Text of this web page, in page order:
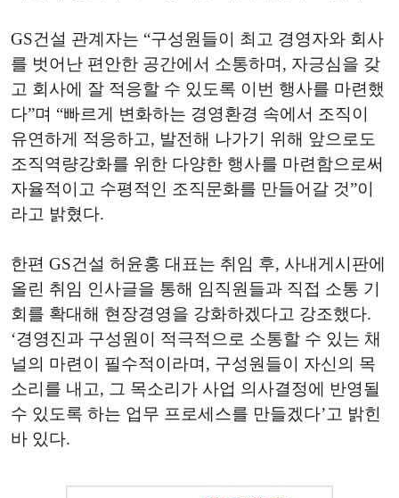
GS건설 관계자는 “구성원들이 최고 경영자와 회사
를 벗어난 편안한 공간에서 소통하며, 자긍심을 갖
고 회사에 잘 적응할 수 있도록 이번 행사를 마련했
다”며 “빠르게 변화하는 경영환경 속에서 조직이
유연하게 적응하고, 발전해 나가기 위해 앞으로도
조직역량강화를 위한 다양한 행사를 마련함으로써
자율적이고 수평적인 조직문화를 만들어갈 것”이
라고 밝혔다.
한편 GS건설 허윤홍 대표는 취임 후, 사내게시판에
올린 취임 인사글을 통해 임직원들과 직접 소통 기
회를 확대해 현장경영을 강화하겠다고 강조했다.
‘경영진과 구성원이 적극적으로 소통할 수 있는 채
널의 마련이 필수적이라며, 구성원들이 자신의 목
소리를 내고, 그 목소리가 사업 의사결정에 반영될
수 있도록 하는 업무 프로세스를 만들겠다’고 밝힌
바 있다.